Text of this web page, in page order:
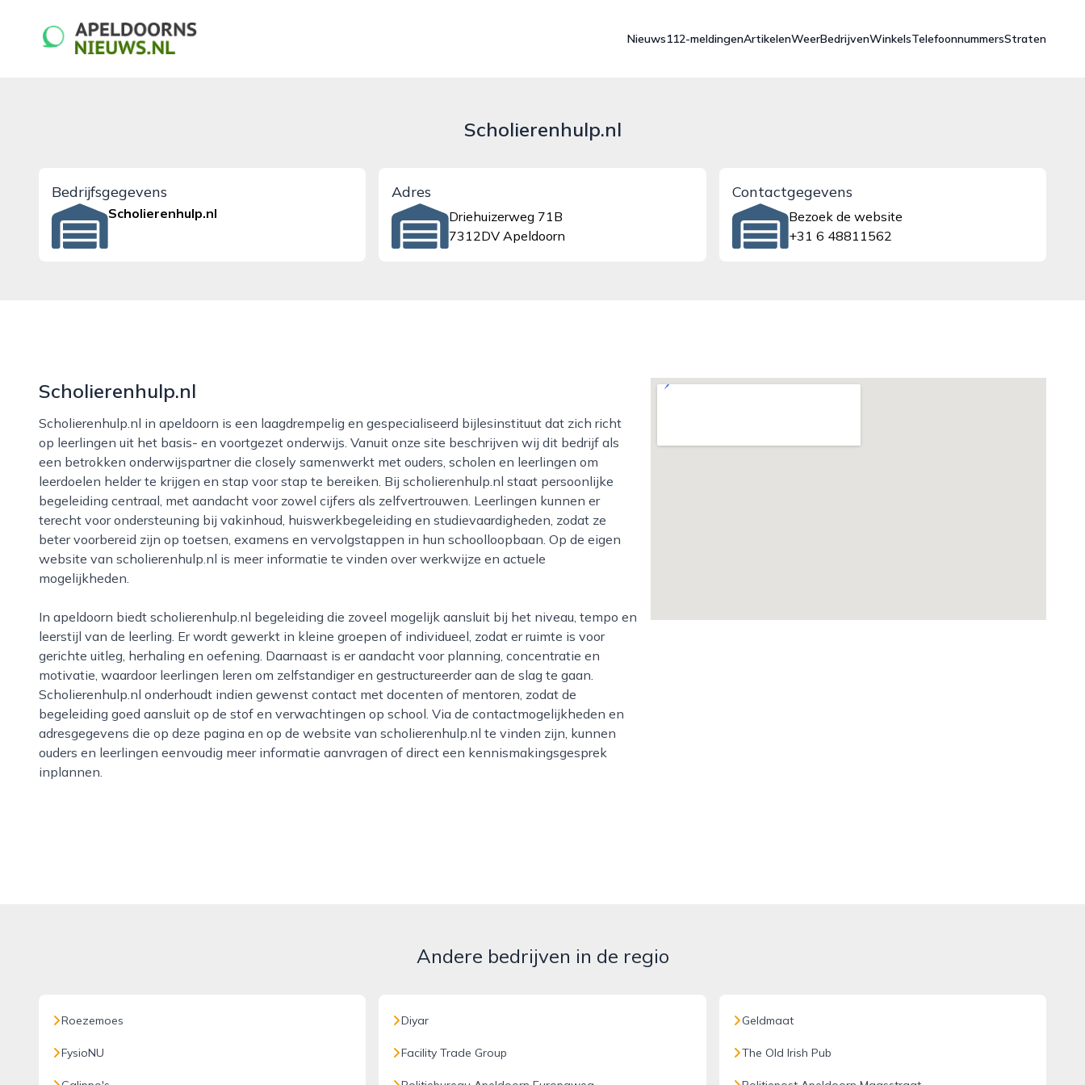
apeldoornsnieuws.nl
Nieuws112-meldingenArtikelenWeerBedrijvenWinkelsTelefoonnummersStraten
Scholierenhulp.nl
Bedrijfsgegevens
Scholierenhulp.nl
Adres
Driehuizerweg 71B
7312DV Apeldoorn
Contactgegevens
Bezoek de website
+31 6 48811562
Scholierenhulp.nl
Scholierenhulp.nl in apeldoorn is een laagdrempelig en gespecialiseerd bijlesinstituut dat zich richt
op leerlingen uit het basis- en voortgezet onderwijs. Vanuit onze site beschrijven wij dit bedrijf als
een betrokken onderwijspartner die closely samenwerkt met ouders, scholen en leerlingen om
leerdoelen helder te krijgen en stap voor stap te bereiken. Bij scholierenhulp.nl staat persoonlijke
begeleiding centraal, met aandacht voor zowel cijfers als zelfvertrouwen. Leerlingen kunnen er
terecht voor ondersteuning bij vakinhoud, huiswerkbegeleiding en studievaardigheden, zodat ze
beter voorbereid zijn op toetsen, examens en vervolgstappen in hun schoolloopbaan. Op de eigen
website van scholierenhulp.nl is meer informatie te vinden over werkwijze en actuele
mogelijkheden.
In apeldoorn biedt scholierenhulp.nl begeleiding die zoveel mogelijk aansluit bij het niveau, tempo en
leerstijl van de leerling. Er wordt gewerkt in kleine groepen of individueel, zodat er ruimte is voor
gerichte uitleg, herhaling en oefening. Daarnaast is er aandacht voor planning, concentratie en
motivatie, waardoor leerlingen leren om zelfstandiger en gestructureerder aan de slag te gaan.
Scholierenhulp.nl onderhoudt indien gewenst contact met docenten of mentoren, zodat de
begeleiding goed aansluit op de stof en verwachtingen op school. Via de contactmogelijkheden en
adresgegevens die op deze pagina en op de website van scholierenhulp.nl te vinden zijn, kunnen
ouders en leerlingen eenvoudig meer informatie aanvragen of direct een kennismakingsgesprek
inplannen.
Andere bedrijven in de regio
Roezemoes
FysioNU
Diyar
Facility Trade Group
Geldmaat
The Old Irish Pub